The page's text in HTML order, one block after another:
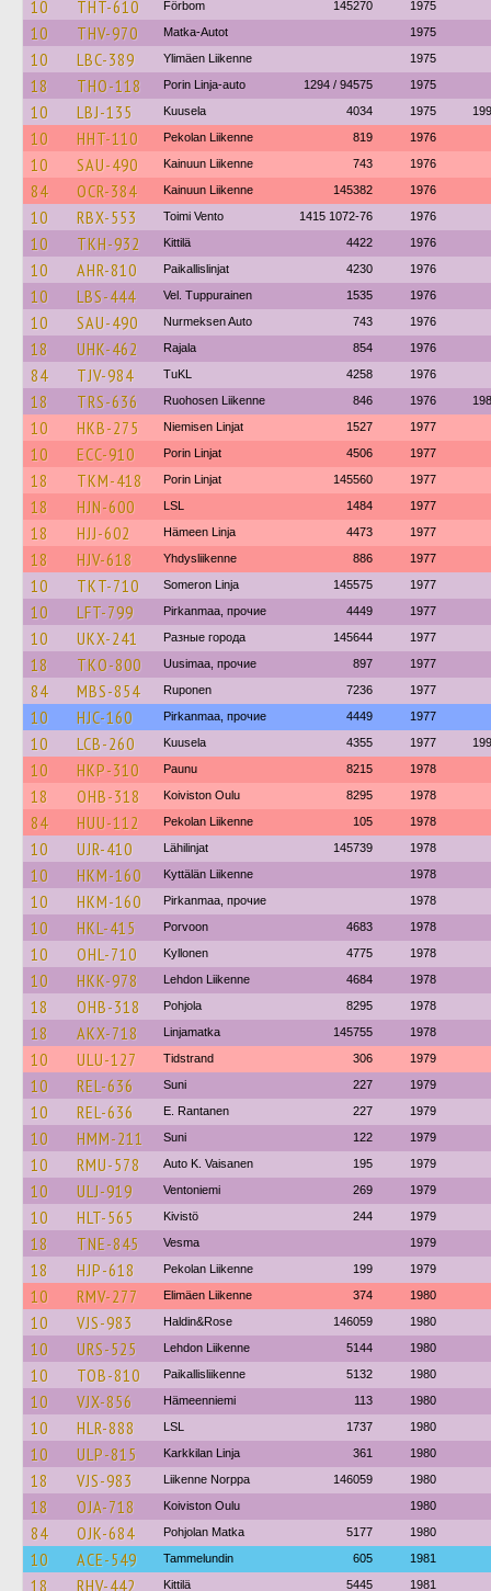
10 THT-610 Förbom 145270 1975
10 THV-970 Matka-Autot 1975
10 LBC-389 Ylimäen Liikenne 1975
18 THO-118 Porin Linja-auto 1294 / 94575 1975
10 LBJ-135 Kuusela 4034 1975
10 HHT-110 Pekolan Liikenne 819 1976
10 SAU-490 Kainuun Liikenne 743 1976
84 OCR-384 Kainuun Liikenne 145382 1976
10 RBX-553 Toimi Vento 1415 1072-76 1976
10 TKH-932 Kittilä 4422 1976
10 AHR-810 Paikallislinjat 4230 1976
10 LBS-444 Vel. Tuppurainen 1535 1976
10 SAU-490 Nurmeksen Auto 743 1976
18 UHK-462 Rajala 854 1976
84 TJV-984 TuKL 4258 1976
18 TRS-636 Ruohosen Liikenne 846 1976
10 HKB-275 Niemisen Linjat 1527 1977
10 ECC-910 Porin Linjat 4506 1977
18 TKM-418 Porin Linjat 145560 1977
18 HJN-600 LSL 1484 1977
18 HJJ-602 Hämeen Linja 4473 1977
18 HJV-618 Yhdysliikenne 886 1977
10 TKT-710 Someron Linja 145575 1977
10 LFT-799 Pirkanmaa, прочие 4449 1977
10 UKX-241 Разные города 145644 1977
18 TKO-800 Uusimaa, прочие 897 1977
84 MBS-854 Ruponen 7236 1977
10 HJC-160 Pirkanmaa, прочие 4449 1977
10 LCB-260 Kuusela 4355 1977
10 HKP-310 Paunu 8215 1978
18 OHB-318 Koiviston Oulu 8295 1978
84 HUU-112 Pekolan Liikenne 105 1978
10 UJR-410 Lähilinjat 145739 1978
10 HKM-160 Kyttälän Liikenne 1978
10 HKM-160 Pirkanmaa, прочие 1978
10 HKL-415 Porvoon 4683 1978
10 OHL-710 Kyllonen 4775 1978
10 HKK-978 Lehdon Liikenne 4684 1978
18 OHB-318 Pohjola 8295 1978
18 AKX-718 Linjamatka 145755 1978
10 ULU-127 Tidstrand 306 1979
10 REL-636 Suni 227 1979
10 REL-636 E. Rantanen 227 1979
10 HMM-211 Suni 122 1979
10 RMU-578 Auto K. Vaisanen 195 1979
10 ULJ-919 Ventoniemi 269 1979
10 HLT-565 Kivistö 244 1979
18 TNE-845 Vesma 1979
18 HJP-618 Pekolan Liikenne 199 1979
10 RMV-277 Elimäen Liikenne 374 1980
10 VJS-983 Haldin&Rose 146059 1980
10 URS-525 Lehdon Liikenne 5144 1980
10 TOB-810 Paikallisliikenne 5132 1980
10 VJX-856 Hämeenniemi 113 1980
10 HLR-888 LSL 1737 1980
10 ULP-815 Karkkilan Linja 361 1980
18 VJS-983 Liikenne Norppa 146059 1980
18 OJA-718 Koiviston Oulu 1980
84 OJK-684 Pohjolan Matka 5177 1980
10 ACE-549 Tammelundin 605 1981
18 RHV-442 Kittilä 5445 1981